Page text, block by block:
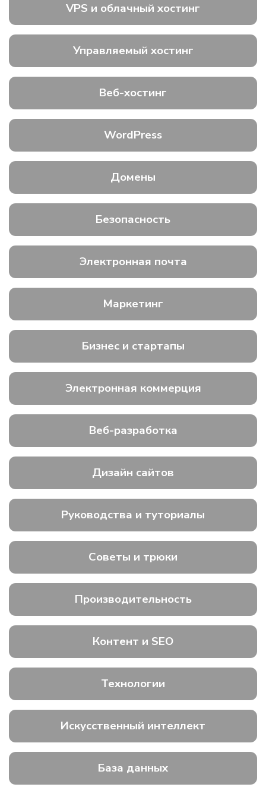
VPS и облачный хостинг
Управляемый хостинг
Веб-хостинг
WordPress
Домены
Безопасность
Электронная почта
Маркетинг
Бизнес и стартапы
Электронная коммерция
Веб-разработка
Дизайн сайтов
Руководства и туториалы
Советы и трюки
Производительность
Контент и SEO
Технологии
Искусственный интеллект
База данных